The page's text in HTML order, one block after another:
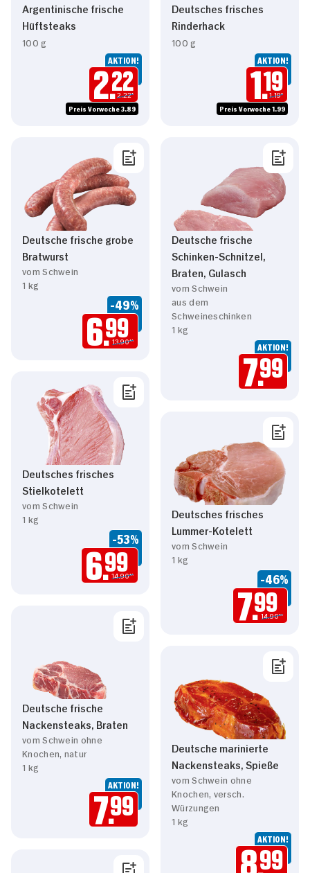
Argentinische frische
Hüftsteaks
100 g
AKTION!
2.22
2.22*
Preis Vorwoche 3.89
Deutsches frisches
Rinderhack
100 g
AKTION!
1.19
1.19*
Preis Vorwoche 1.99
Deutsche frische grobe
Bratwurst
vom Schwein
1 kg
-49%
6.99
13.90**
Deutsche frische
Schinken-Schnitzel,
Braten, Gulasch
vom Schwein
aus dem
Schweineschinken
1 kg
AKTION!
7.99
Deutsches frisches
Stielkotelett
vom Schwein
1 kg
-53%
6.99
14.90**
Deutsches frisches
Lummer-Kotelett
vom Schwein
1 kg
-46%
7.99
14.90**
Deutsche frische
Nackensteaks, Braten
vom Schwein ohne
Knochen, natur
1 kg
AKTION!
7.99
Deutsche marinierte
Nackensteaks, Spieße
vom Schwein ohne
Knochen, versch.
Würzungen
1 kg
AKTION!
8.99